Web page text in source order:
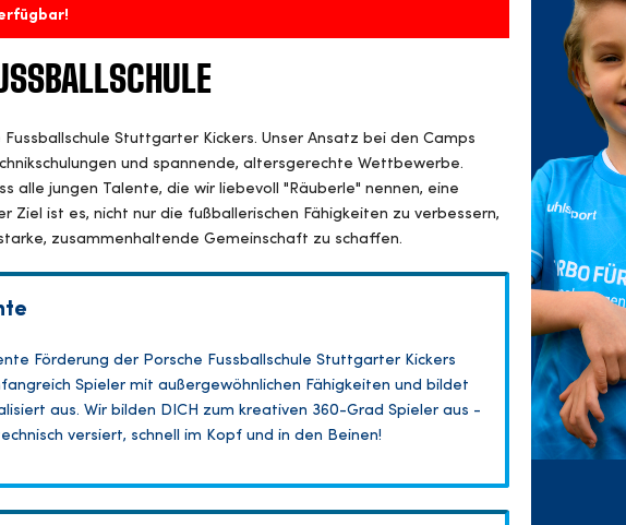
Stuttgarter Kickers. Unser Ansatz bei den Camps
und spannende, altersgerechte Wettbewerbe.
alle jungen Talente, die wir liebevoll "Räuberle" nennen, eine
ist es, nicht nur die fußballerischen Fähigkeiten zu verbessern,
zusammenhaltende Gemeinschaft zu schaffen.
Förderung der Porsche Fussballschule Stuttgarter Kickers
Spieler mit außergewöhnlichen Fähigkeiten und bildet
aus. Wir bilden DICH zum kreativen 360-Grad Spieler aus -
versiert, schnell im Kopf und in den Beinen!